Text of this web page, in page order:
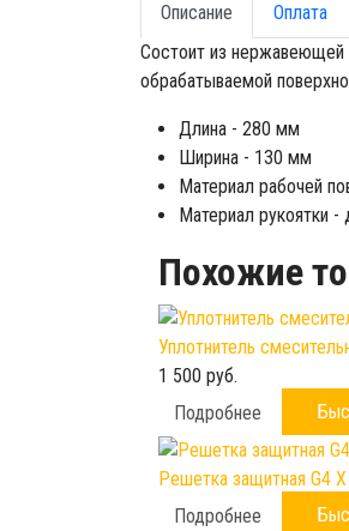
Описание
Оплата
Состоит из нержавеющей
обрабатываемой
Длина - 280 мм
Ширина - 130 мм
Материал рабочей
Материал рукоятки -
Похожие
Уплотнитель
1 500 руб.
Подробнее
Решетка защитная G4
Подробнее